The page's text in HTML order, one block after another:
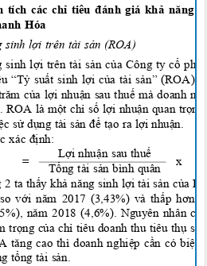
tích các chỉ tiêu đánh giá khả năng
Hóa
sinh lợi trên tài sản (ROA)
sinh lợi trên tài sản của Công ty cổ
“Tỷ suất sinh lợi của tài sản”
của lợi nhuận sau thuế mà doanh
ROA là một chỉ số lợi nhuận quan
sử dụng tài sản để tạo ra lợi nhuận.
xác định:
Lợi nhuận sau thuế
Tổng tài sản bình quân
= x
2 ta thấy khả năng sinh lợi tài sản của
với năm 2017 (3,43%)và thấp hơn
năm 2018 (4,6%). Nguyên nhân
trọng của chỉ tiêu doanh thu tiêu thụ
tăng cao thì doanh nghiệp cần có
tổng tài sản.